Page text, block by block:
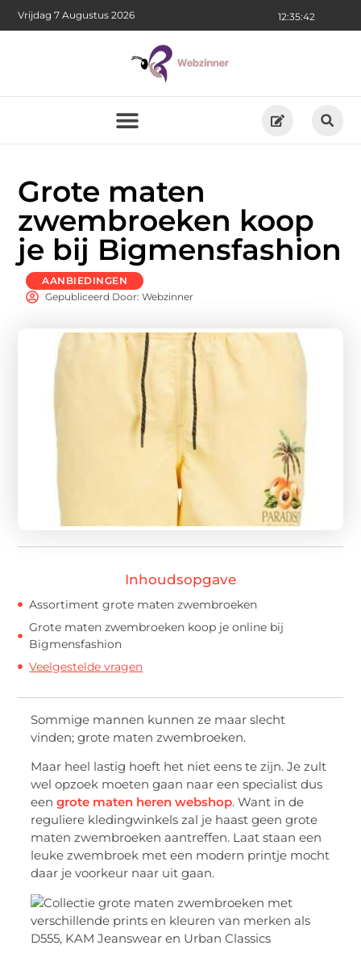
12:35:44
Vrijdag 7 Augustus 2026
Grote maten
zwembroeken koop
je bij Bigmensfashion
AANBIEDINGEN
Gepubliceerd Door: Webzinner
Inhoudsopgave
Assortiment grote maten zwembroeken
Grote maten zwembroeken koop je online bij
Bigmensfashion
Veelgestelde vragen
Sommige mannen kunnen ze maar slecht
vinden; grote maten zwembroeken.
Maar heel lastig hoeft het niet eens te zijn. Je zult
wel opzoek moeten gaan naar een specialist dus
eengrote maten heren webshop. Want in de
reguliere kledingwinkels zal je haast geen grote
maten zwembroeken aantreffen. Laat staan een
leuke zwembroek met een modern printje mocht
daar je voorkeur naar uit gaan.